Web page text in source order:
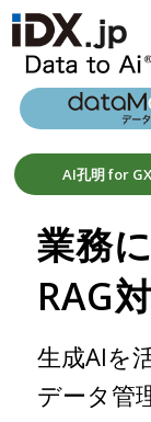
AI孔明 for
業務
RAG
生成AIを
データ管